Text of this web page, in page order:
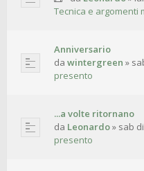
Tecnica e argomenti
Anniversario
da wintergreen »
presento
...a volte ritornano
da Leonardo» sab
presento